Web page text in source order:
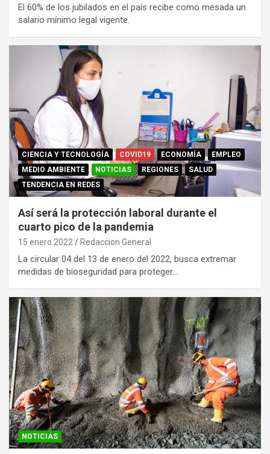
El 60% de los jubilados en el país recibe como mesada un
salario mínimo legal vigente.
CIENCIA Y TECNOLOGÍA COVID19 ECONOMÍA
EMPLEO
MEDIO AMBIENTE
NOTICIAS REGIONES
SALUD
TENDENCIA EN REDES
Así será la protección laboral durante el
cuarto pico de la pandemia
15 enero 2022 Redaccion General
La circular 04 del 13 de enero del 2022, busca extremar
medidas de bioseguridad para proteger…
NOTICIAS